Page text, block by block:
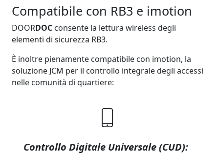
Compatibile con RB3 e imotion
DOORDOC consente la lettura wireless degli
elementi di sicurezza RB3.
È inoltre pienamente compatibile con imotion, la
soluzione JCM per il controllo integrale degli accessi
nelle comunità di quartiere:
Controllo Digitale Universale (CUD):